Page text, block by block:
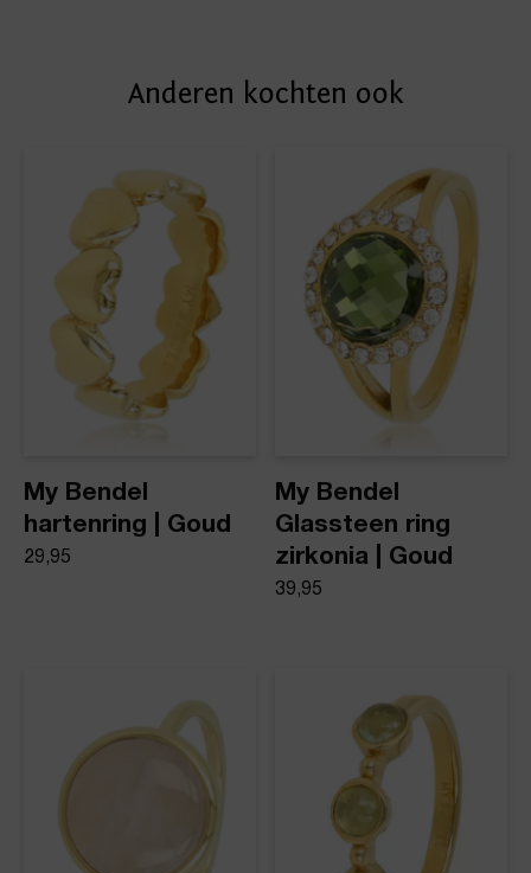
Product stijl
Statement ringen
afleveradres. Voor geplaatste bestellingen geldt bij
Anderen kochten ook
My Bendel
hartenring | Goud
29,95
My Bendel
Glassteen ring
zirkonia | Goud
39,95